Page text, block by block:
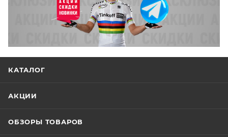
КАТАЛОГ
АКЦИИ
ОБЗОРЫ ТОВАРОВ